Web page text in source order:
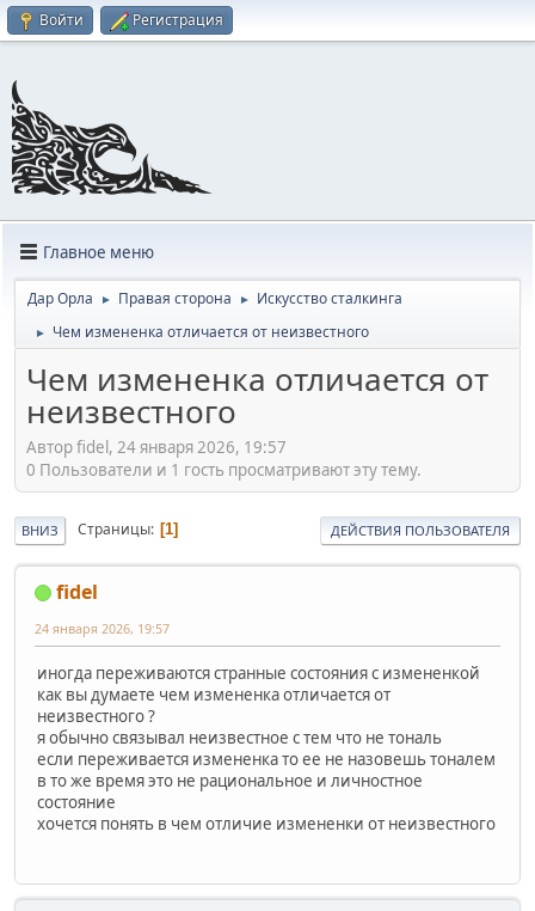
Войти Регистрация
Главное меню
Дар Орла ► Правая сторона ► Искусство сталкинга
► Чем измененка отличается от неизвестного
Чем измененка отличается от
неизвестного
Автор fidel, 24 января 2026, 19:57
0 Пользователи и 1 гость просматривают эту тему.
ВНИЗ Страницы 1 ДЕЙСТВИЯ ПОЛЬЗОВАТЕЛЯ
fidel
24 января 2026, 19:57
иногда переживаются странные состояния с измененкой
как вы думаете чем измененка отличается от
неизвестного ?
я обычно связывал неизвестное с тем что не тональ
если переживается измененка то ее не назовешь тоналем
в то же время это не рациональное и личностное
состояние
хочется понять в чем отличие измененки от неизвестного